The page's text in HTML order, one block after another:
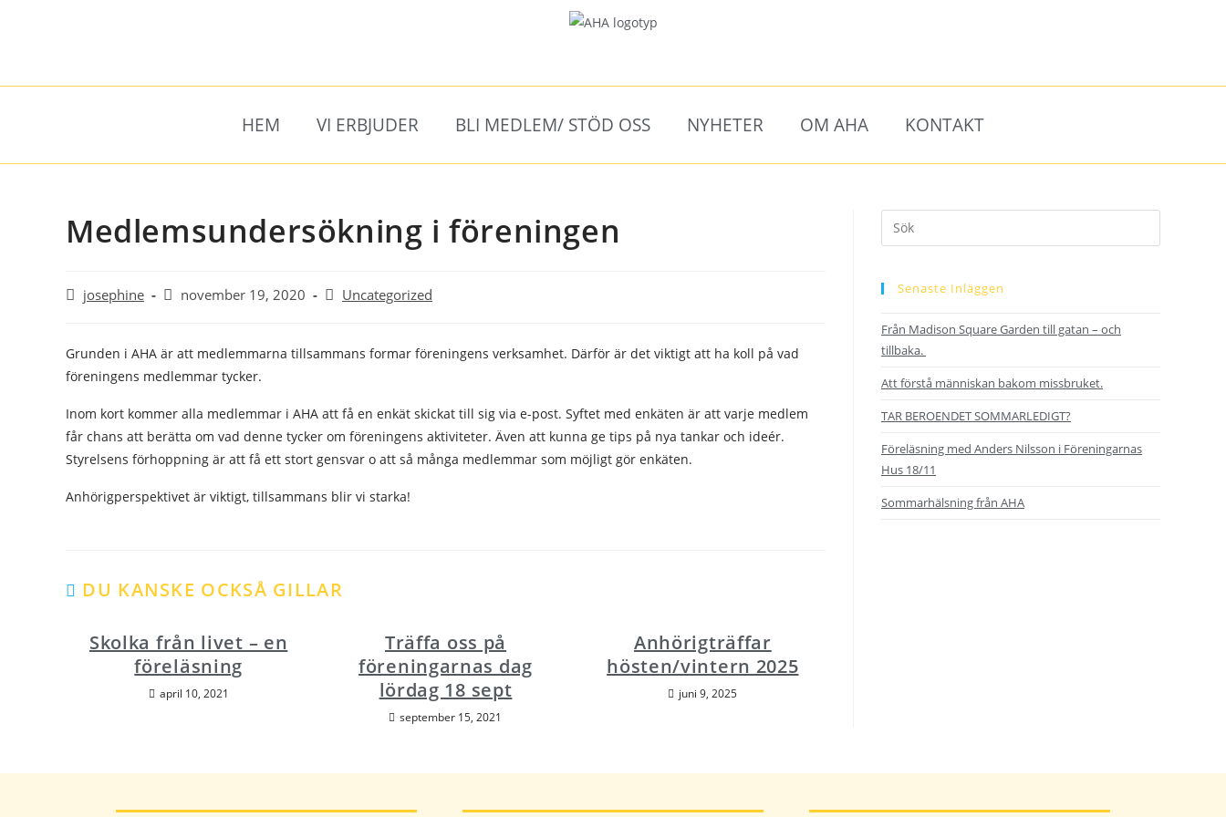
HEM VI ERBJUDER BLI MEDLEM/ STÖD OSS NYHETER OM AHA KONTAKT
Medlemsundersökning i föreningen
josephine november 19, 2020 Uncategorized
Grunden i AHA är att medlemmarna tillsammans formar föreningens verksamhet. Därför är det viktigt att ha koll på vad
föreningens medlemmar tycker.
Inom kort kommer alla medlemmar i AHA att få en enkät skickat till sig via e-post. Syftet med enkäten är att varje medlem
får chans att berätta om vad denne tycker om föreningens aktiviteter. Även att kunna ge tips på nya tankar och ideér.
Styrelsens förhoppning är att få ett stort gensvar o att så många medlemmar som möjligt gör enkäten.
Anhörigperspektivet är viktigt, tillsammans blir vi starka!
DU KANSKE OCKSÅ GILLAR
Skolka från livet – en
föreläsning
april 10, 2021
Träffa oss på
föreningarnas dag
lördag 18 sept
september 15, 2021
Anhörigträffar
hösten/vintern 2025
juni 9, 2025
Senaste Inläggen
Från Madison Square Garden till gatan – och
tillbaka.
Att förstå människan bakom missbruket.
TAR BEROENDET SOMMARLEDIGT?
Föreläsning med Anders Nilsson i Föreningarnas
Hus 18/11
Sommarhälsning från AHA